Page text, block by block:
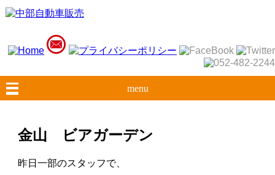
menu
金山 ビアガーデン
昨日一部のスタッフで、